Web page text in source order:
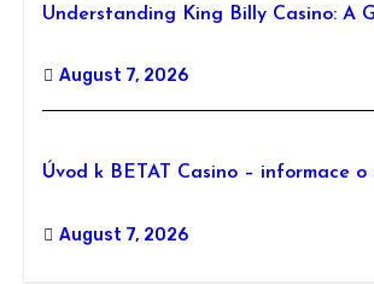
Understanding King Billy Casino: A
August 7, 2026
Úvod k BETAT Casino – informace
August 7, 2026